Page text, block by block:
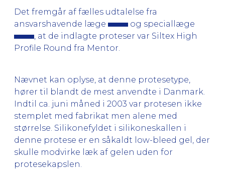
Det fremgår af fælles udtalelse fra
ansvarshavende læge
og speciallæge
, at de indlagte proteser var Siltex High
Profile Round fra Mentor.
Nævnet kan oplyse, at denne protesetype,
hører til blandt de mest anvendte i Danmark.
Indtil ca. juni måned i 2003 var protesen ikke
stemplet med fabrikat men alene med
størrelse. Silikonefyldet i silikoneskallen i
denne protese er en såkaldt low-bleed gel, der
skulle modvirke læk af gelen uden for
protesekapslen.